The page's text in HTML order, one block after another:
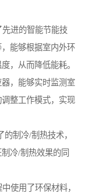
进的智能节能技
能够根据室内外环
，从而降低能耗。
，能够实时监测室
整工作模式，实现
制冷/制热技术，
冷/制热效果的同
使用了环保材料，